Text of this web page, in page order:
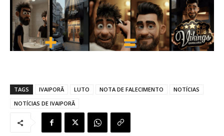
TAGS IVAIPORÃ LUTO NOTA DE FALECIMENTO
NOTÍCIAS
NOTÍCIAS DE IVAIPORÃ